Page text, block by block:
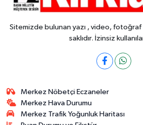
Sitemizde bulunan yazı , video, fotoğraf
saklıdır. İzinsiz
Merkez Nöbetçi Eczaneler
Merkez Hava Durumu
Merkez Trafik Yoğunluk Haritası